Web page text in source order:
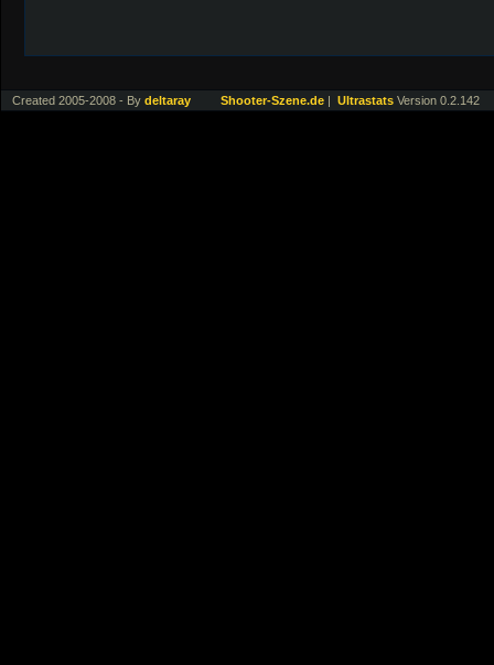
Created 2005-2008 - By deltaray Shooter-Szene.de| UltrastatsVersion 0.2.142